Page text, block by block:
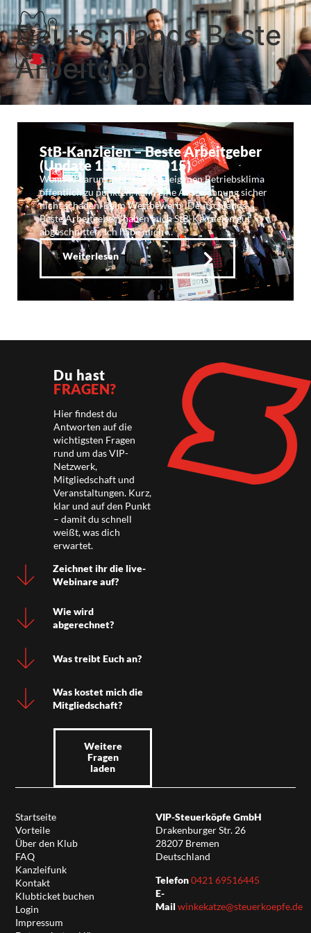
Deutschlands Beste
Arbeitgeber
StB-Kanzleien – Beste Arbeitgeber
(Update 13. März 2015)
Wenn es darum geht, mit dem eigenen Betriebsklima
öffentlich zu punkten, kann eine Auszeichnung sicher
nicht schaden. Beim Wettbewerb „Deutschlands
Beste Arbeitgeber“ haben auch StB-Kanzleien gut
abgeschnitten. Ich habe mich …
Weiterlesen
Du hast
FRAGEN?
Hier findest du
Antworten auf die
wichtigsten Fragen
rund um das VIP-
Netzwerk,
Mitgliedschaft und
Veranstaltungen. Kurz,
klar und auf den Punkt
– damit du schnell
weißt, was dich
erwartet.
Zeichnet ihr die live-
Webinare auf?
Wie wird
abgerechnet?
Was treibt Euch an?
Was kostet mich die
Mitgliedschaft?
Weitere
Fragen
laden
Startseite
Vorteile
Über den Klub
FAQ
Kanzleifunk
Kontakt
Klubticket buchen
Login
Impressum
VIP-Steuerköpfe GmbH
Drakenburger Str. 26
28207 Bremen
Deutschland
Telefon0421 69516445
E-
Mail winkekatze@steuerkoepfe.de